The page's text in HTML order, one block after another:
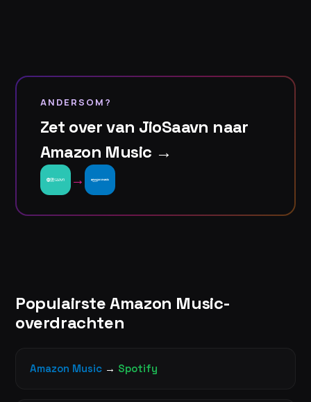
ANDERSOM?
Zet over van JioSaavn naar
Amazon Music →
→
Populairste Amazon Music-
overdrachten
Amazon Music → Spotify